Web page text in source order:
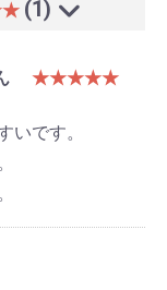
(1)
★★★★★
いです。